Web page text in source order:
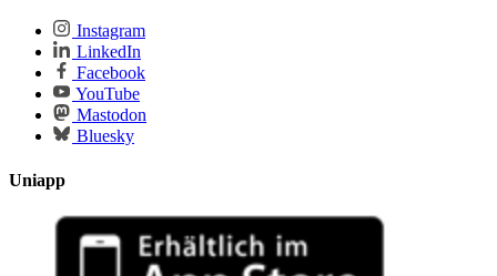
Instagram
LinkedIn
Facebook
YouTube
Mastodon
Bluesky
Uniapp